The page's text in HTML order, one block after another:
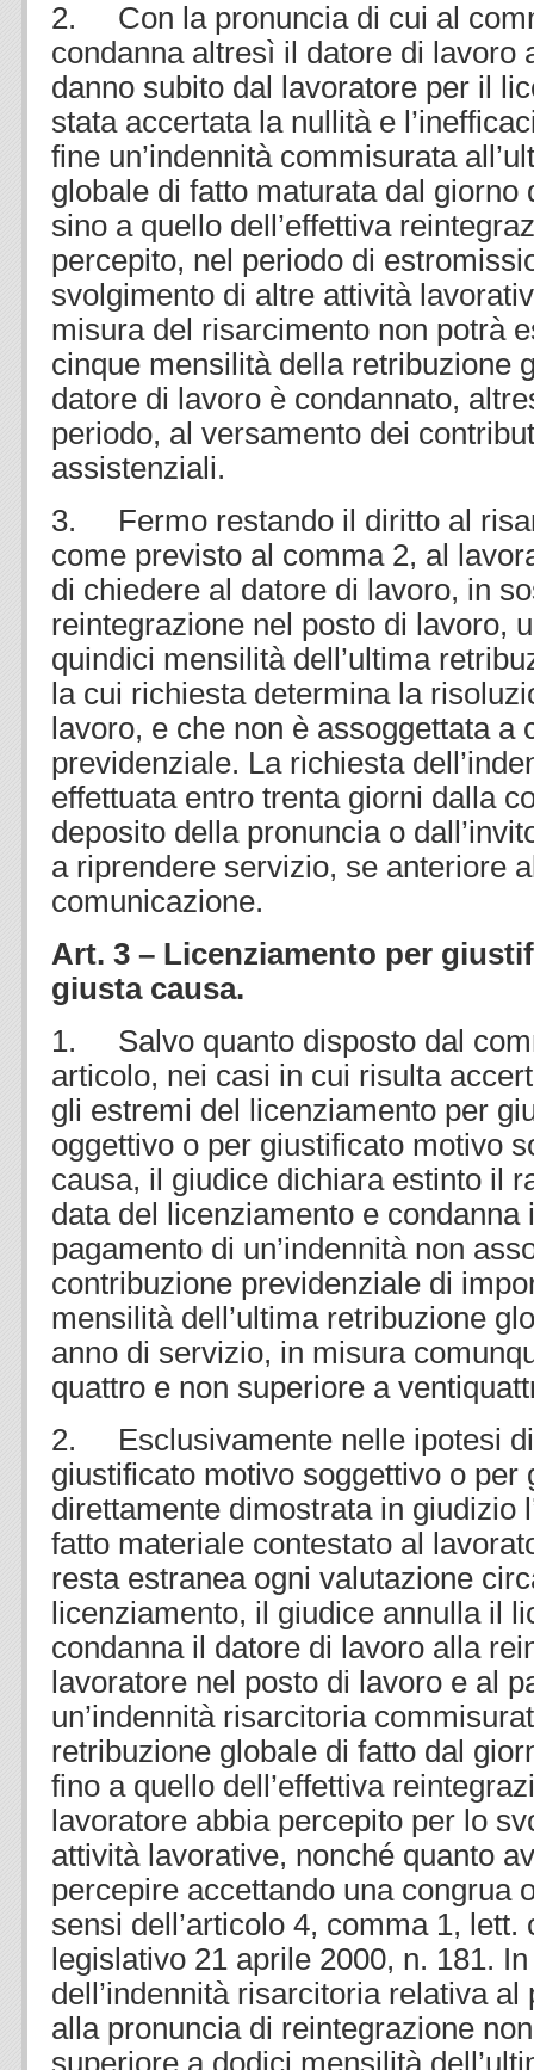
2. Con la pronuncia di cui al
condanna altresì il datore di lavoro
danno subito dal lavoratore per il
stata accertata la nullità e
fine un’indennità commisurata
globale di fatto maturata dal giorno
sino a quello dell’effettiva
percepito, nel periodo di
svolgimento di altre attività
misura del risarcimento non potrà
cinque mensilità della retribuzione
datore di lavoro è condannato,
periodo, al versamento dei
assistenziali.
3. Fermo restando il diritto al
come previsto al comma 2, al
di chiedere al datore di lavoro, in
reintegrazione nel posto di lavoro,
quindici mensilità dell’ultima
la cui richiesta determina la
lavoro, e che non è assoggettata a
previdenziale. La richiesta
effettuata entro trenta giorni dalla
deposito della pronuncia o
a riprendere servizio, se anteriore
comunicazione.
Art. 3 – Licenziamento per
giusta causa.
1. Salvo quanto disposto dal
articolo, nei casi in cui risulta
gli estremi del licenziamento per
oggettivo o per giustificato motivo
causa, il giudice dichiara estinto il
data del licenziamento e condanna
pagamento di un’indennità non
contribuzione previdenziale di
mensilità dell’ultima retribuzione
anno di servizio, in misura
quattro e non superiore a
2. Esclusivamente nelle ipotesi
giustificato motivo soggettivo o per
direttamente dimostrata in giudizio
fatto materiale contestato al
resta estranea ogni valutazione
licenziamento, il giudice annulla il
condanna il datore di lavoro alla
lavoratore nel posto di lavoro e al
un’indennità risarcitoria
retribuzione globale di fatto dal
fino a quello dell’effettiva
lavoratore abbia percepito per lo
attività lavorative, nonché quanto
percepire accettando una congrua
sensi dell’articolo 4, comma 1, lett.
legislativo 21 aprile 2000, n. 181.
dell’indennità risarcitoria relativa al
alla pronuncia di reintegrazione
superiore a dodici mensilità